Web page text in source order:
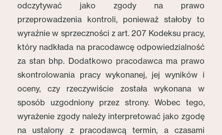
odczytywać jako zgody na prawo
przeprowadzenia kontroli, ponieważ stałoby to
wyraźnie w sprzeczności z art. 207 Kodeksu pracy,
który nadkłada na pracodawcę odpowiedzialność
za stan bhp. Dodatkowo pracodawca ma prawo
skontrolowania pracy wykonanej, jej wyników i
oceny, czy rzeczywiście została wykonana w
sposób uzgodniony przez strony. Wobec tego,
wyrażenie zgody należy interpretować jako zgodę
na ustalony z pracodawcą termin, a czasami